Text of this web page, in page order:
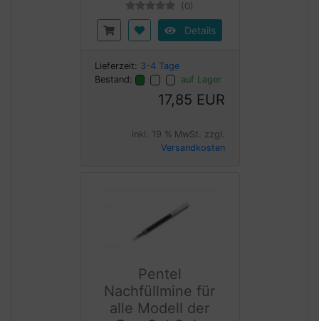
(0)
Details
Lieferzeit: 3-4 Tage
Bestand:
auf Lager
17,85 EUR
inkl. 19 % MwSt. zzgl.
Versandkosten
Pentel
Nachfüllmine für
alle Modell der